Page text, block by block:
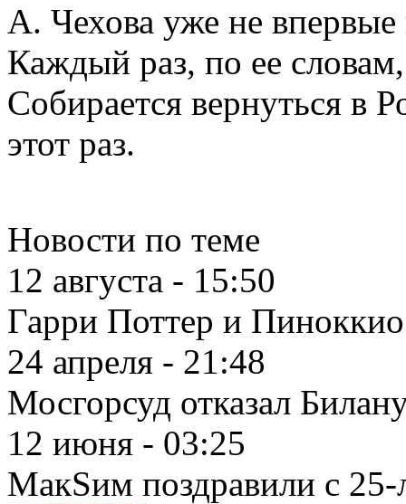
А. Чехова уже не
Каждый раз, по ее словам,
Собирается вернуться в
этот раз.
Новости по теме
12 августа - 15:50
Гарри Поттер и Пиноккио
24 апреля - 21:48
Мосгорсуд отказал
12 июня - 03:25
МакSим поздравили с 25-